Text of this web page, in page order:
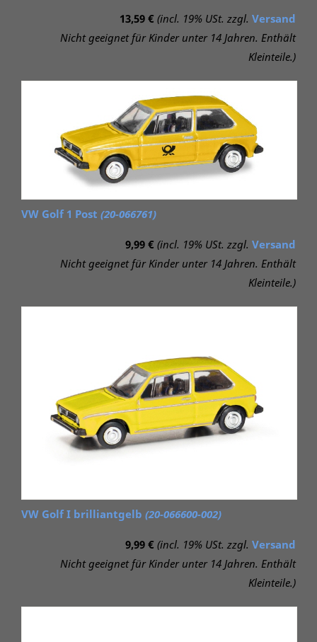
13,59 € (incl. 19% USt. zzgl. Versand
Nicht geeignet für Kinder unter 14 Jahren. Enthält
Kleinteile.)
VW Golf 1 Post (20-066761)
9,99 € (incl. 19% USt. zzgl. Versand
Nicht geeignet für Kinder unter 14 Jahren. Enthält
Kleinteile.)
VW Golf I brilliantgelb (20-066600-002)
9,99 € (incl. 19% USt. zzgl. Versand
Nicht geeignet für Kinder unter 14 Jahren. Enthält
Kleinteile.)